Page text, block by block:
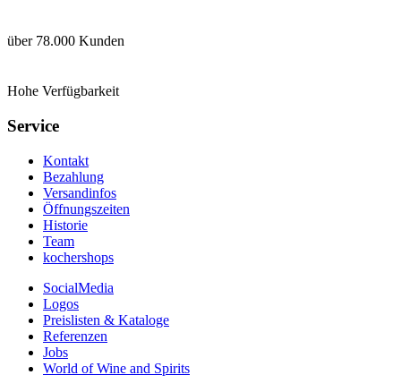
über 78.000 Kunden
Hohe Verfügbarkeit
Service
Kontakt
Bezahlung
Versandinfos
Öffnungszeiten
Historie
Team
kochershops
SocialMedia
Logos
Preislisten & Kataloge
Referenzen
Jobs
World of Wine and Spirits